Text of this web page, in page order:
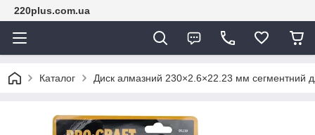
220plus.com.ua
Каталог Диск алмазний 230×2.6×22.23 мм сегментний